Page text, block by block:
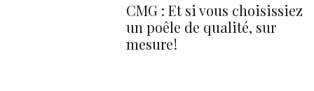
CMG : Et si vous choisissiez
un poêle de qualité, sur
mesure !